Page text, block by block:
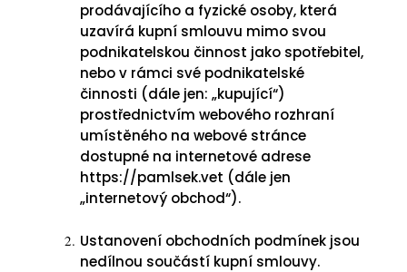
prodávajícího a fyzické osoby, která
uzavírá kupní smlouvu mimo svou
podnikatelskou činnost jako spotřebitel,
nebo v rámci své podnikatelské
činnosti (dále jen: „kupující“)
prostřednictvím webového rozhraní
umístěného na webové stránce
dostupné na internetové adrese
https://pamlsek.vet (dále jen
„internetový obchod“).
Ustanovení obchodních podmínek jsou
nedílnou součástí kupní smlouvy.